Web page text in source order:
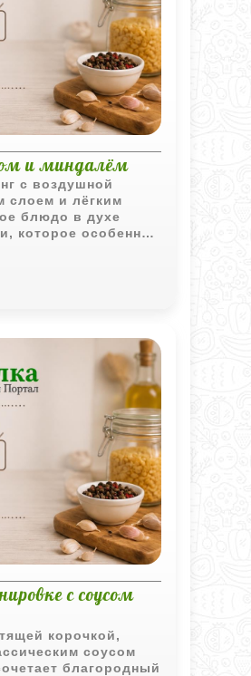
и миндалём
с воздушной
слоем и лёгким
блюдо в духе
которое особенно
с соусом
корочкой,
соусом
благородный